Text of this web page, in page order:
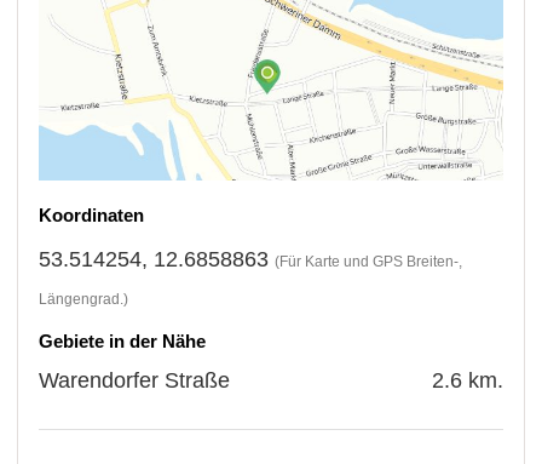
Koordinaten
53.514254, 12.6858863 (Für Karte und GPS Breiten-,
Längengrad.)
Gebiete in der Nähe
Warendorfer Straße 2.6 km.